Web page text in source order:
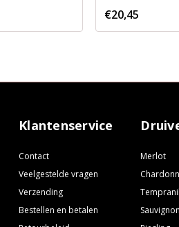
€20,45
Klantenservice
Contact
Veelgestelde vragen
Verzending
Bestellen en betalen
Merlot